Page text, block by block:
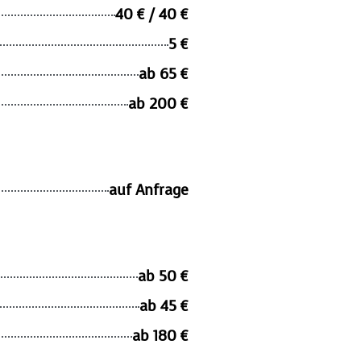
40 € / 40 €
5 €
ab 65 €
ab 200 €
auf Anfrage
ab 50 €
ab 45 €
ab 180 €